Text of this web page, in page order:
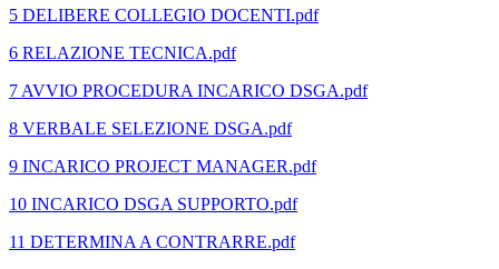
5 DELIBERE COLLEGIO DOCENTI.pdf
6 RELAZIONE TECNICA.pdf
7 AVVIO PROCEDURA INCARICO DSGA.pdf
8 VERBALE SELEZIONE DSGA.pdf
9 INCARICO PROJECT MANAGER.pdf
10 INCARICO DSGA SUPPORTO.pdf
11 DETERMINA A CONTRARRE.pdf